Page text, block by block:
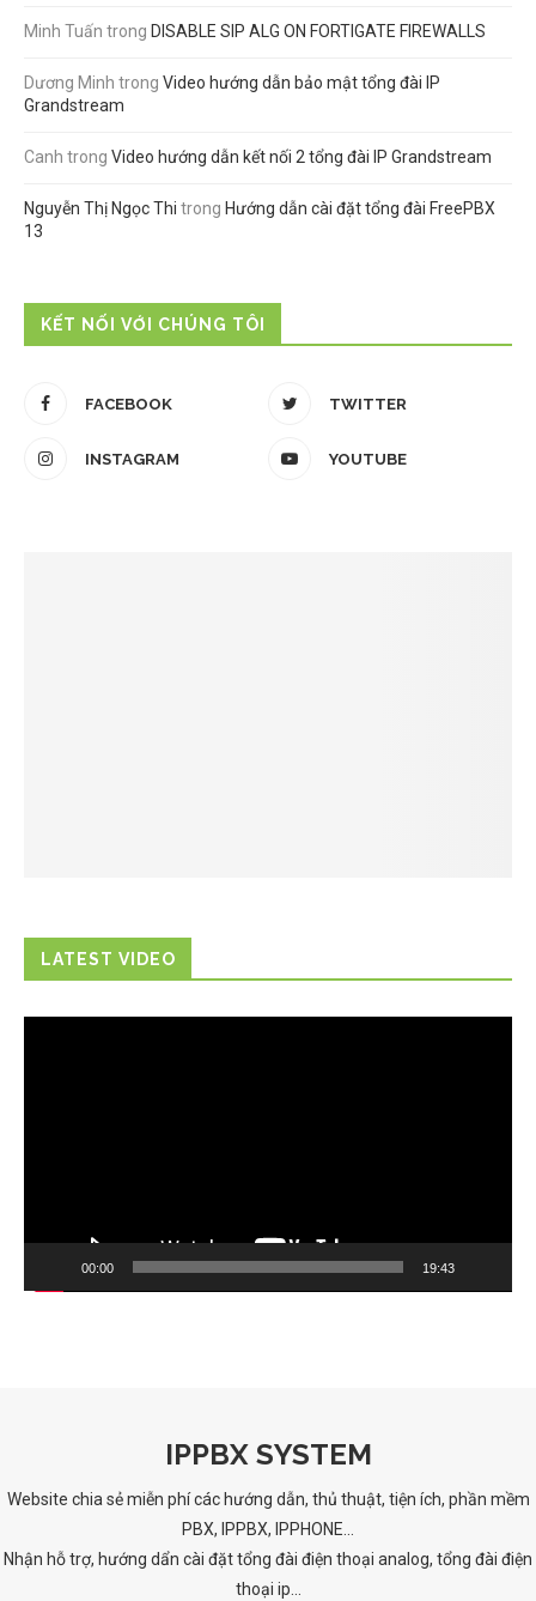
Minh Tuấn trong DISABLE SIP ALG ON FORTIGATE FIREWALLS
Dương Minh trong Video hướng dẫn bảo mật tổng đài IP
Grandstream
Canh trong Video hướng dẫn kết nối 2 tổng đài IP Grandstream
Nguyễn Thị Ngọc Thi trong Hướng dẫn cài đặt tổng đài FreePBX
13
KẾT NỐI VỚI CHÚNG TÔI
FACEBOOK TWITTER
INSTAGRAM YOUTUBE
LATEST VIDEO
00:00 19:43
IPPBX SYSTEM
Website chia sẻ miễn phí các hướng dẫn, thủ thuật, tiện ích, phần mềm
PBX, IPPBX, IPPHONE...
Nhận hỗ trợ, hướng dẩn cài đặt tổng đài điện thoại analog, tổng đài điện
thoại ip...